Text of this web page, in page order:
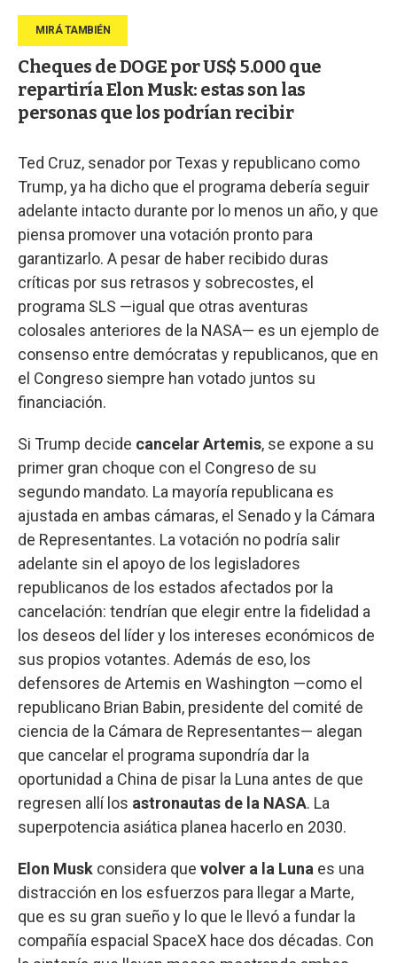
Cheques de DOGE por US$ 5.000 que
repartiría Elon Musk: estas son las
personas que los podrían recibir
Ted Cruz, senador por Texas y republicano como
Trump, ya ha dicho que el programa debería seguir
adelante intacto durante por lo menos un año, y que
piensa promover una votación pronto para
garantizarlo. A pesar de haber recibido duras
críticas por sus retrasos y sobrecostes, el
programa SLS —igual que otras aventuras
colosales anteriores de la NASA— es un ejemplo de
consenso entre demócratas y republicanos, que en
el Congreso siempre han votado juntos su
financiación.
Si Trump decide cancelar Artemis, se expone a su
primer gran choque con el Congreso de su
segundo mandato. La mayoría republicana es
ajustada en ambas cámaras, el Senado y la Cámara
de Representantes. La votación no podría salir
adelante sin el apoyo de los legisladores
republicanos de los estados afectados por la
cancelación: tendrían que elegir entre la fidelidad a
los deseos del líder y los intereses económicos de
sus propios votantes. Además de eso, los
defensores de Artemis en Washington —como el
republicano Brian Babin, presidente del comité de
ciencia de la Cámara de Representantes— alegan
que cancelar el programa supondría dar la
oportunidad a China de pisar la Luna antes de que
regresen allí los astronautas de la NASA. La
superpotencia asiática planea hacerlo en 2030.
Elon Musk considera que volver a la Luna es una
distracción en los esfuerzos para llegar a Marte,
que es su gran sueño y lo que le llevó a fundar la
compañía espacial SpaceX hace dos décadas. Con